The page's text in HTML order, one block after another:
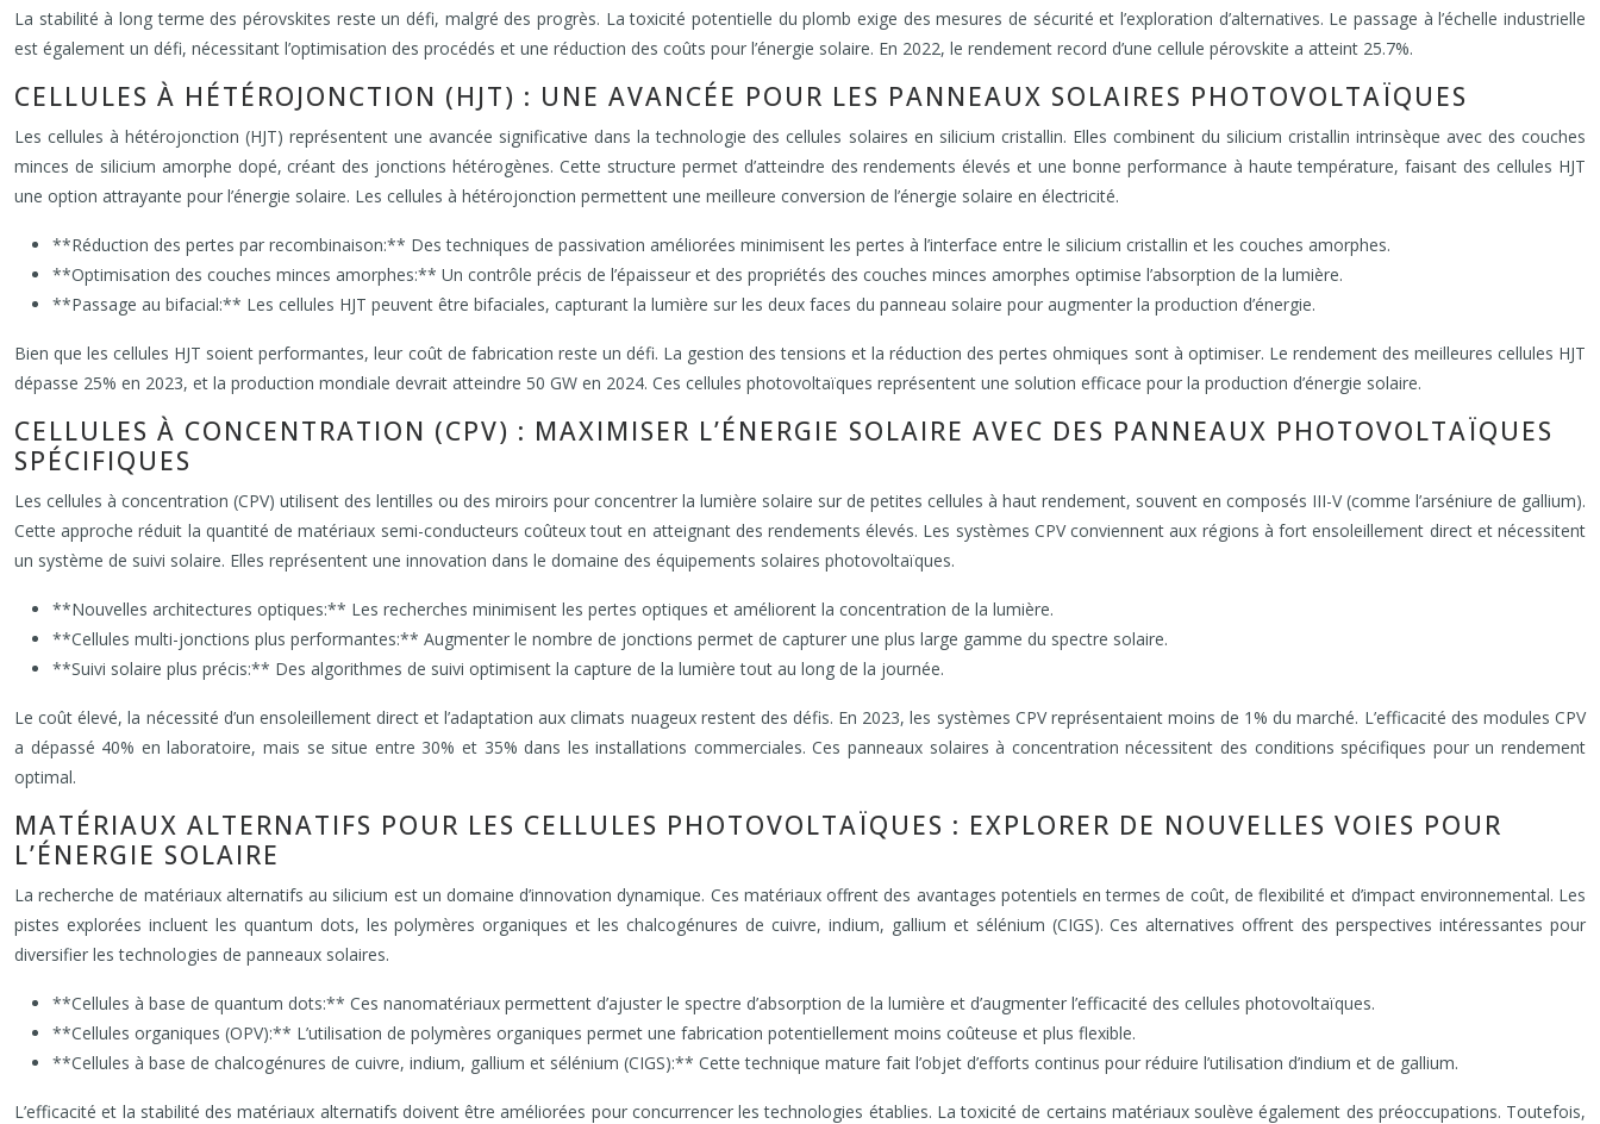
La stabilité à long terme des pérovskites reste un défi, malgré des progrès. La toxicité potentielle du plomb exige des mesures de sécurité et l’exploration d’alternatives. Le passage à l’échelle industrielle
est également un défi, nécessitant l’optimisation des procédés et une réduction des coûts pour l’énergie solaire. En 2022, le rendement record d’une cellule pérovskite a atteint 25.7%.
CELLULES À HÉTÉROJONCTION (HJT) : UNE AVANCÉE POUR LES PANNEAUX SOLAIRES PHOTOVOLTAÏQUES
Les cellules à hétérojonction (HJT) représentent une avancée significative dans la technologie des cellules solaires en silicium cristallin. Elles combinent du silicium cristallin intrinsèque avec des couches
minces de silicium amorphe dopé, créant des jonctions hétérogènes. Cette structure permet d’atteindre des rendements élevés et une bonne performance à haute température, faisant des cellules HJT
une option attrayante pour l’énergie solaire. Les cellules à hétérojonction permettent une meilleure conversion de l’énergie solaire en électricité.
**Réduction des pertes par recombinaison:** Des techniques de passivation améliorées minimisent les pertes à l’interface entre le silicium cristallin et les couches amorphes.
**Optimisation des couches minces amorphes:** Un contrôle précis de l’épaisseur et des propriétés des couches minces amorphes optimise l’absorption de la lumière.
**Passage au bifacial:** Les cellules HJT peuvent être bifaciales, capturant la lumière sur les deux faces du panneau solaire pour augmenter la production d’énergie.
Bien que les cellules HJT soient performantes, leur coût de fabrication reste un défi. La gestion des tensions et la réduction des pertes ohmiques sont à optimiser. Le rendement des meilleures cellules HJT
dépasse 25% en 2023, et la production mondiale devrait atteindre 50 GW en 2024. Ces cellules photovoltaïques représentent une solution efficace pour la production d’énergie solaire.
CELLULES À CONCENTRATION (CPV) : MAXIMISER L’ÉNERGIE SOLAIRE AVEC DES PANNEAUX PHOTOVOLTAÏQUES
SPÉCIFIQUES
Les cellules à concentration (CPV) utilisent des lentilles ou des miroirs pour concentrer la lumière solaire sur de petites cellules à haut rendement, souvent en composés III-V (comme l’arséniure de gallium).
Cette approche réduit la quantité de matériaux semi-conducteurs coûteux tout en atteignant des rendements élevés. Les systèmes CPV conviennent aux régions à fort ensoleillement direct et nécessitent
un système de suivi solaire. Elles représentent une innovation dans le domaine des équipements solaires photovoltaïques.
**Nouvelles architectures optiques:** Les recherches minimisent les pertes optiques et améliorent la concentration de la lumière.
**Cellules multi-jonctions plus performantes:** Augmenter le nombre de jonctions permet de capturer une plus large gamme du spectre solaire.
**Suivi solaire plus précis:** Des algorithmes de suivi optimisent la capture de la lumière tout au long de la journée.
Le coût élevé, la nécessité d’un ensoleillement direct et l’adaptation aux climats nuageux restent des défis. En 2023, les systèmes CPV représentaient moins de 1% du marché. L’efficacité des modules CPV
a dépassé 40% en laboratoire, mais se situe entre 30% et 35% dans les installations commerciales. Ces panneaux solaires à concentration nécessitent des conditions spécifiques pour un rendement
optimal.
MATÉRIAUX ALTERNATIFS POUR LES CELLULES PHOTOVOLTAÏQUES : EXPLORER DE NOUVELLES VOIES POUR
L’ÉNERGIE SOLAIRE
La recherche de matériaux alternatifs au silicium est un domaine d’innovation dynamique. Ces matériaux offrent des avantages potentiels en termes de coût, de flexibilité et d’impact environnemental. Les
pistes explorées incluent les quantum dots, les polymères organiques et les chalcogénures de cuivre, indium, gallium et sélénium (CIGS). Ces alternatives offrent des perspectives intéressantes pour
diversifier les technologies de panneaux solaires.
**Cellules à base de quantum dots:** Ces nanomatériaux permettent d’ajuster le spectre d’absorption de la lumière et d’augmenter l’efficacité des cellules photovoltaïques.
**Cellules organiques (OPV):** L’utilisation de polymères organiques permet une fabrication potentiellement moins coûteuse et plus flexible.
**Cellules à base de chalcogénures de cuivre, indium, gallium et sélénium (CIGS):** Cette technique mature fait l’objet d’efforts continus pour réduire l’utilisation d’indium et de gallium.
L’efficacité et la stabilité des matériaux alternatifs doivent être améliorées pour concurrencer les technologies établies. La toxicité de certains matériaux soulève également des préoccupations. Toutefois,